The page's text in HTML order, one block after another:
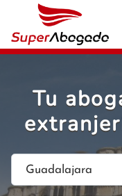
Tu
Guadalajara